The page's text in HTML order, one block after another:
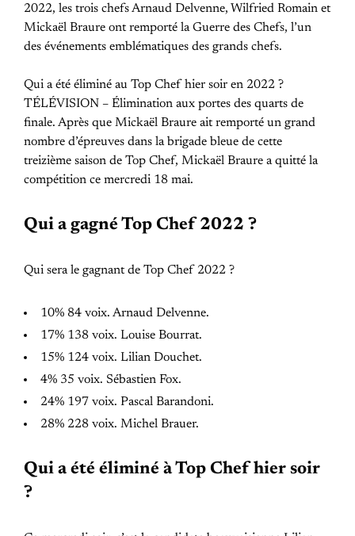
2022, les trois chefs Arnaud Delvenne, Wilfried Romain et
Mickaël Braure ont remporté la Guerre des Chefs, l’un
des événements emblématiques des grands chefs.
Qui a été éliminé au Top Chef hier soir en 2022 ?
TÉLÉVISION – Élimination aux portes des quarts de
finale. Après que Mickaël Braure ait remporté un grand
nombre d’épreuves dans la brigade bleue de cette
treizième saison de Top Chef, Mickaël Braure a quitté la
compétition ce mercredi 18 mai.
Qui a gagné Top Chef 2022 ?
Qui sera le gagnant de Top Chef 2022 ?
10% 84 voix. Arnaud Delvenne.
17% 138 voix. Louise Bourrat.
15% 124 voix. Lilian Douchet.
4% 35 voix. Sébastien Fox.
24% 197 voix. Pascal Barandoni.
28% 228 voix. Michel Brauer.
Qui a été éliminé à Top Chef hier soir
?